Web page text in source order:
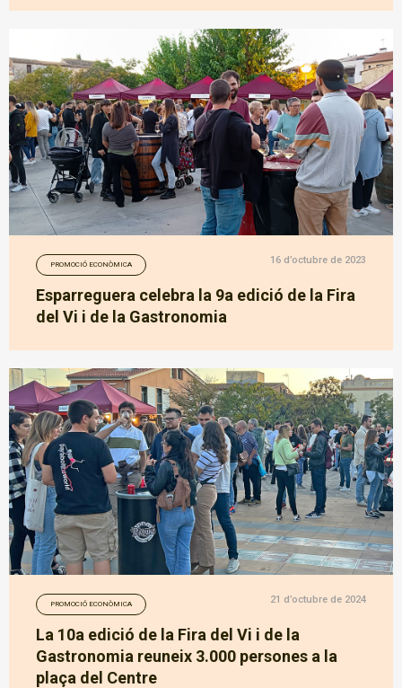
PROMOCIÓ ECONÒMICA 16 d’octubre de 2023
Esparreguera celebra la 9a edició de la Fira
del Vi i de la Gastronomia
PROMOCIÓ ECONÒMICA 21 d’octubre de 2024
La 10a edició de la Fira del Vi i de la
Gastronomia reuneix 3.000 persones a la
plaça del Centre